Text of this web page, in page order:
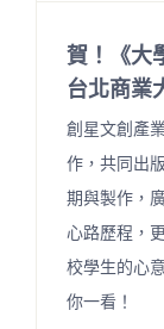
賀！《大
台北商業
創星文創產
作，共同出
期與製作，
心路歷程，
校學生的心
你一看！